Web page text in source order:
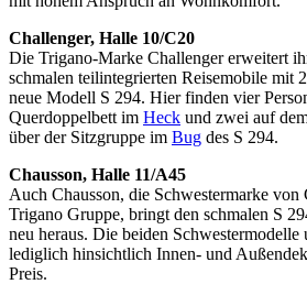
Challenger, Halle 10/C20
Die Trigano-Marke Challenger erweitert
schmalen teilintegrierten Reisemobile mit
neue Modell S 294. Hier finden vier
Querdoppelbett im Heck und zwei auf
über der Sitzgruppe im Bug des S 294.
Chausson, Halle 11/A45
Auch Chausson, die Schwestermarke von
Trigano Gruppe, bringt den schmalen S
neu heraus. Die beiden Schwestermodelle
lediglich hinsichtlich Innen- und
Preis.